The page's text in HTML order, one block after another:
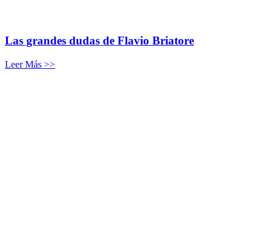
Las grandes dudas de Flavio Briatore
Leer Más >>